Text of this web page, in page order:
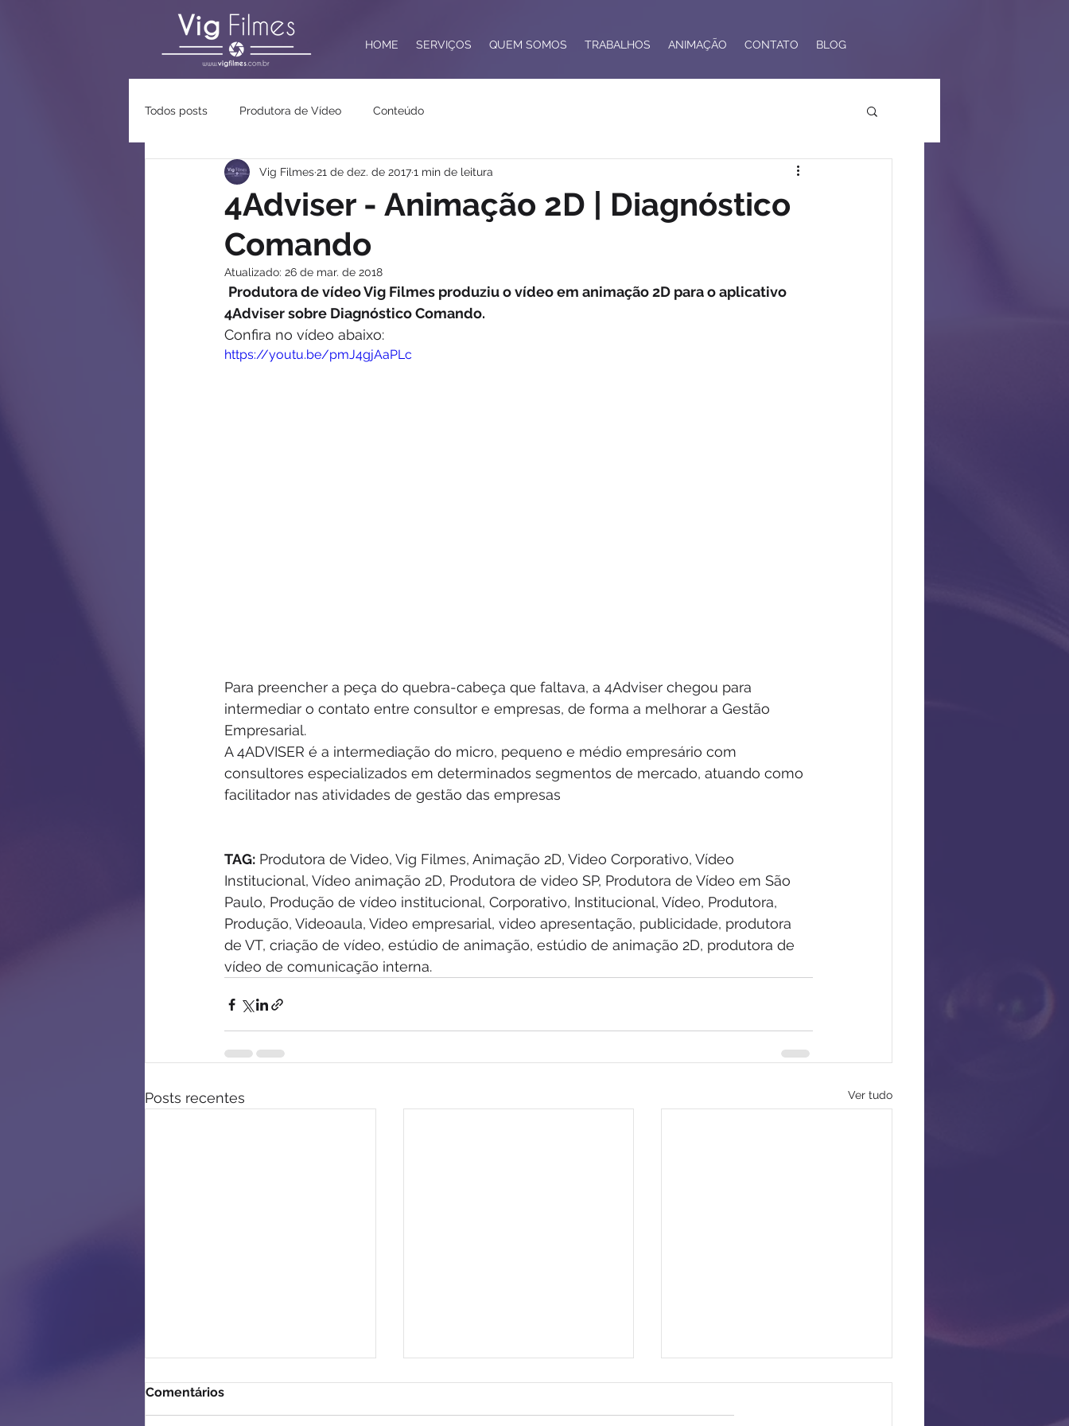
HOME SERVIÇOS QUEM SOMOS TRABALHOS ANIMAÇÃO CONTATO BLOG
Todos posts Produtora de Vídeo Conteúdo
4Adviser - Animação 2D | Diagnóstico
Comando
Vig Filmes21 de dez. de 20171 min de leitura
Atualizado: 26 de mar. de 2018
Produtora de vídeo Vig Filmes produziu o vídeo em animação 2D para o aplicativo
4Adviser sobre Diagnóstico Comando.
Confira no vídeo abaixo:
https://youtu.be/pmJ4gjAaPLc
Para preencher a peça do quebra-cabeça que faltava, a 4Adviser chegou para
intermediar o contato entre consultor e empresas, de forma a melhorar a Gestão
Empresarial.
A 4ADVISER é a intermediação do micro, pequeno e médio empresário com
consultores especializados em determinados segmentos de mercado, atuando como
facilitador nas atividades de gestão das empresas
TAG: Produtora de Video, Vig Filmes, Animação 2D, Video Corporativo, Vídeo
Institucional, Vídeo animação 2D, Produtora de video SP, Produtora de Vídeo em São
Paulo, Produção de vídeo institucional, Corporativo, Institucional, Vídeo, Produtora,
Produção, Videoaula, Video empresarial, video apresentação, publicidade, produtora
de VT, criação de vídeo, estúdio de animação, estúdio de animação 2D, produtora de
vídeo de comunicação interna.
Posts recentes Ver tudo
Comentários